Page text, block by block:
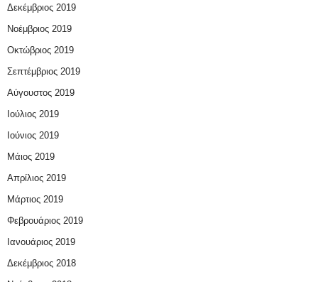
Δεκέμβριος 2019
Νοέμβριος 2019
Οκτώβριος 2019
Σεπτέμβριος 2019
Αύγουστος 2019
Ιούλιος 2019
Ιούνιος 2019
Μάιος 2019
Απρίλιος 2019
Μάρτιος 2019
Φεβρουάριος 2019
Ιανουάριος 2019
Δεκέμβριος 2018